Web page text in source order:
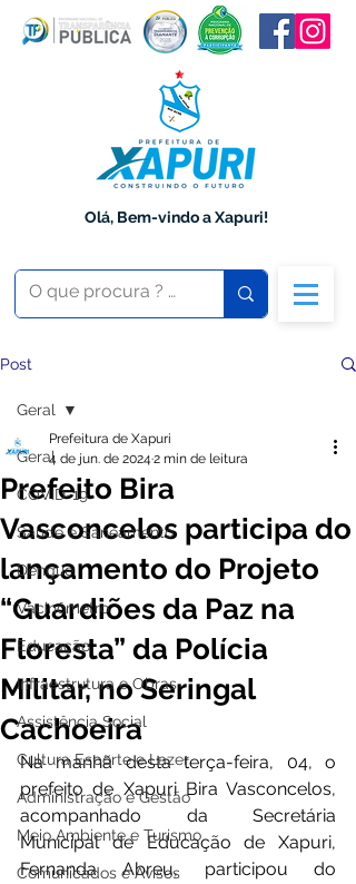
Olá, Bem-vindo a Xapuri!
Post
Geral
COVID-19
Saúde e Saneamento
Dengue
Vacinômetro
Educação
Infraestrutura e Obras
Assistência Social
Cultura Esporte e Lazer
Administração e Gestão
Meio Ambiente e Turismo
Comunicados e Avisos
Geral
Prefeito Bira
Vasconcelos participa do
lançamento do Projeto
“Guardiões da Paz na
Floresta” da Polícia
Militar, no Seringal
Cachoeira
Prefeitura de Xapuri
4 de jun. de 2024 2 min de leitura
Na manhã desta terça-feira, 04, o
prefeito de Xapuri Bira Vasconcelos,
acompanhado da Secretária
Municipal de Educação de Xapuri,
Fernanda Abreu, participou do